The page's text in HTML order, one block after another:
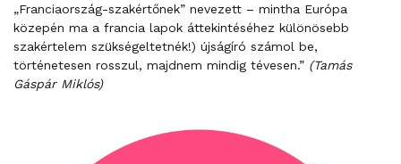
„Franciaország-szakértőnek” nevezett – mintha Európa
közepén ma a francia lapok áttekintéséhez különösebb
szakértelem szükségeltetnék!) újságíró számol be,
történetesen rosszul, majdnem mindig tévesen.” (Tamás
Gáspár Miklós)